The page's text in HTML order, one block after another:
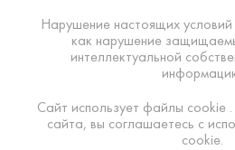
Нарушение настоящих условий
как нарушение
интеллектуальной
Сайт использует файлы cookie
сайта, вы соглашаетесь с
cookie.